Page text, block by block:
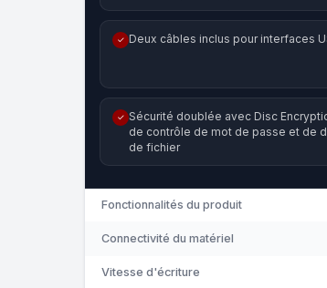
✓ Deux câbles inclus pour interfaces
✓ Sécurité doublée avec Disc
de contrôle de mot de passe et de
de fichier
Fonctionnalités du produit
Connectivité du matériel
Vitesse d'écriture